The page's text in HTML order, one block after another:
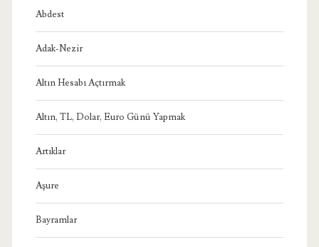
Abdest
Adak-Nezir
Altın Hesabı Açtırmak
Altın, TL, Dolar, Euro Günü Yapmak
Artıklar
Aşure
Bayramlar